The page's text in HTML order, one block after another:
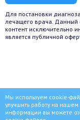
Для постановки
лечащего врача. Данный
контент исключительно
является публичной
© 2022 Сеть
Мы используем cookie-
улучшить работу на
информации вы можете